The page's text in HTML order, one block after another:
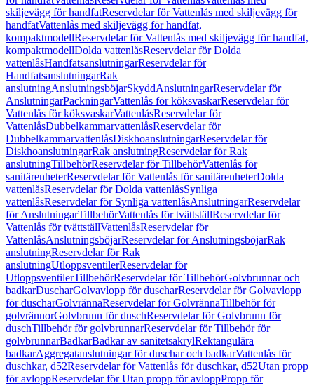
skiljevägg för handfatReservdelar för Vattenlås med skiljevägg för
handfatVattenlås med skiljevägg för handfat,
kompaktmodellReservdelar för Vattenlås med skiljevägg för handfat,
kompaktmodellDolda vattenlåsReservdelar för Dolda
vattenlåsHandfatsanslutningarReservdelar för
HandfatsanslutningarRak
anslutningAnslutningsböjarSkyddAnslutningarReservdelar för
AnslutningarPackningarVattenlås för köksvaskarReservdelar för
Vattenlås för köksvaskarVattenlåsReservdelar för
VattenlåsDubbelkammarvattenlåsReservdelar för
DubbelkammarvattenlåsDiskhoanslutningarReservdelar för
DiskhoanslutningarRak anslutningReservdelar för Rak
anslutningTillbehörReservdelar för TillbehörVattenlås för
sanitärenheterReservdelar för Vattenlås för sanitärenheterDolda
vattenlåsReservdelar för Dolda vattenlåsSynliga
vattenlåsReservdelar för Synliga vattenlåsAnslutningarReservdelar
för AnslutningarTillbehörVattenlås för tvättställReservdelar för
Vattenlås för tvättställVattenlåsReservdelar för
VattenlåsAnslutningsböjarReservdelar för AnslutningsböjarRak
anslutningReservdelar för Rak
anslutningUtloppsventilerReservdelar för
UtloppsventilerTillbehörReservdelar för TillbehörGolvbrunnar och
badkarDuscharGolvavlopp för duscharReservdelar för Golvavlopp
för duscharGolvrännaReservdelar för GolvrännaTillbehör för
golvrännorGolvbrunn för duschReservdelar för Golvbrunn för
duschTillbehör för golvbrunnarReservdelar för Tillbehör för
golvbrunnarBadkarBadkar av sanitetsakrylRektangulära
badkarAggregatanslutningar för duschar och badkarVattenlås för
duschkar, d52Reservdelar för Vattenlås för duschkar, d52Utan propp
för avloppReservdelar för Utan propp för avloppPropp för